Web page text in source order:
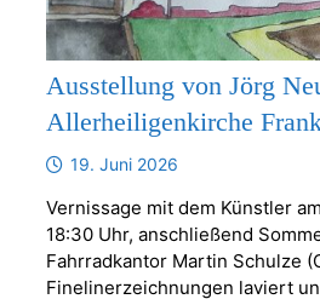
Ausstellung von Jörg
Allerheiligenkirche
19. Juni 2026
Vernissage mit dem Künstler
18:30 Uhr, anschließend
Fahrradkantor Martin Schulze
Finelinerzeichnungen laviert